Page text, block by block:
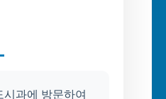
과에 방문하여